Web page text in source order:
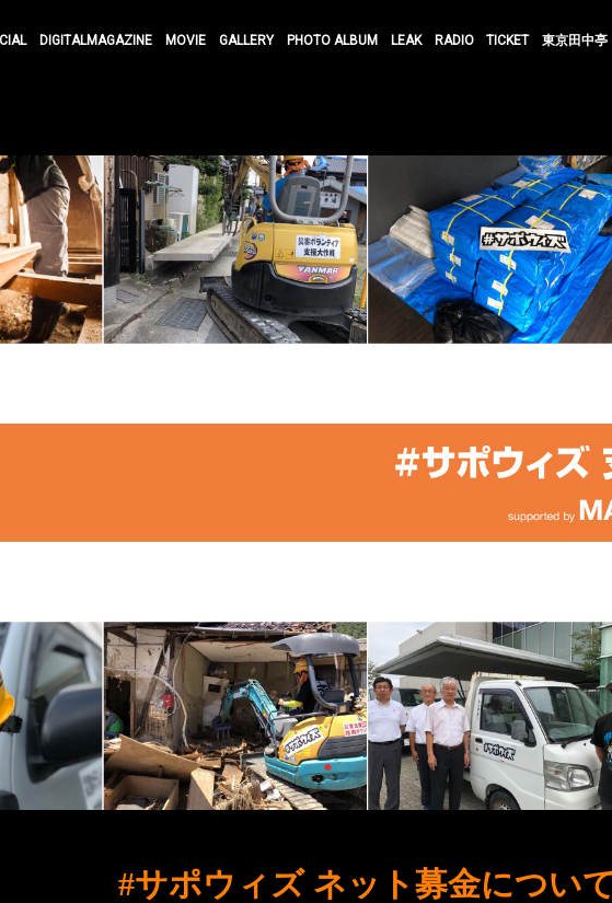
DIGITALMAGAZINE MOVIE GALLERY PHOTO ALBUM LEAK RADIO TICKET 東京田中亭
#サポウィズ ネット募金につい